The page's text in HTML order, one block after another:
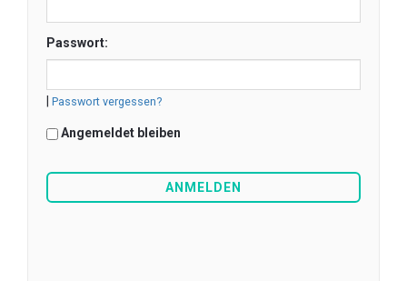
Passwort:
Passwort vergessen?
Angemeldet bleiben